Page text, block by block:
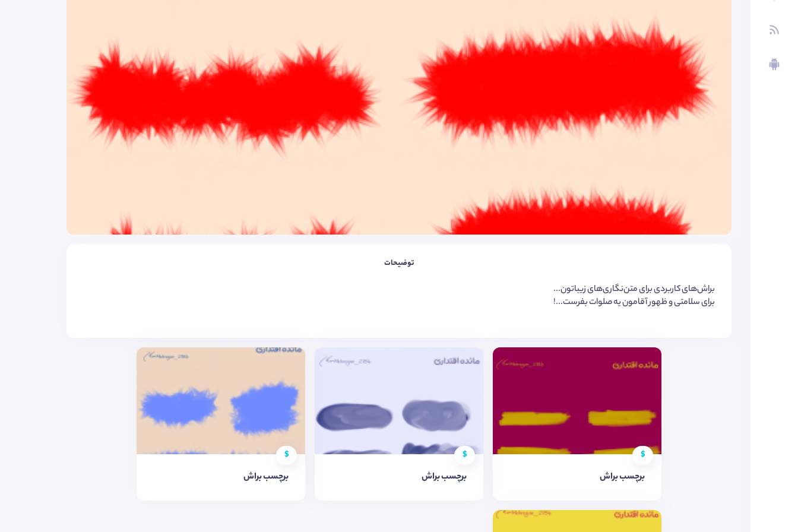
توضیحات
براش‌های کاربردی برای متن‌نگاری‌های زیباتون...
برای سلامتی و ظهور آقامون یه صلوات بفرست...!
$
برچسب براش
$
برچسب براش
$
برچسب براش